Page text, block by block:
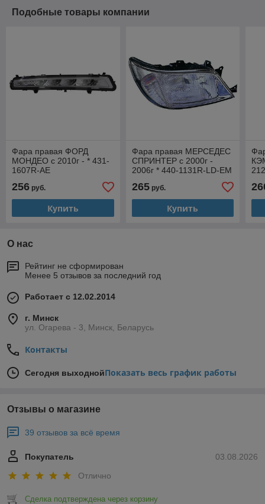
Подобные товары компании
Фара правая ФОРД
МОНДЕО с 2010г - * 431-
1607R-AE
256 руб.
Купить
Фара правая МЕРСЕДЕС
СПРИНТЕР с 2000г -
2006г * 440-1131R-LD-EM
265руб.
Купить
О нас
Рейтинг не сформирован
Менее 5 отзывов за последний год
Работает с 12.02.2014
г. Минск
ул. Огарева - 3, Минск, Беларусь
Контакты
Сегодня выходнойПоказать весь график работы
Отзывы о магазине
39 отзывов за всё время
03.08.2026
Покупатель
Отлично
Сделка подтверждена через корзину